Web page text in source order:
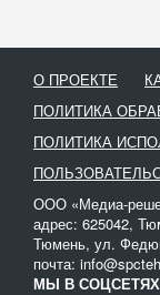
О ПРОЕКТЕ
ПОЛИТИКА
ПОЛИТИКА
ООО «Медиа-
адрес: 625042,
Тюмень, ул.
почта:
МЫ В СОЦСЕТЯХ